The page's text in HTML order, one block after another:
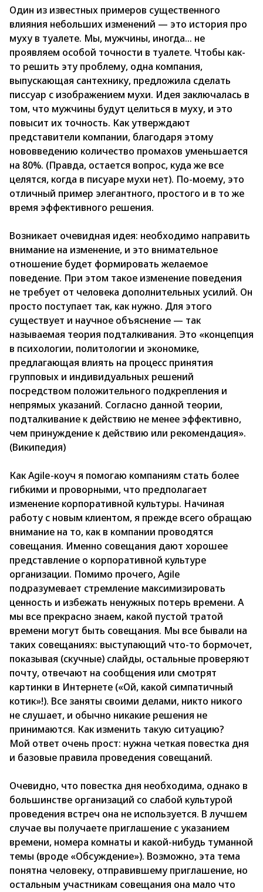
Один из известных примеров существенного
влияния небольших изменений — это история про
муху в туалете. Мы, мужчины, иногда... не
проявляем особой точности в туалете. Чтобы как-
то решить эту проблему, одна компания,
выпускающая сантехнику, предложила сделать
писсуар с изображением мухи. Идея заключалась в
том, что мужчины будут целиться в муху, и это
повысит их точность. Как утверждают
представители компании, благодаря этому
нововведению количество промахов уменьшается
на 80%. (Правда, остается вопрос, куда же все
целятся, когда в писуаре мухи нет). По-моему, это
отличный пример элегантного, простого и в то же
время эффективного решения.
Возникает очевидная идея: необходимо направить
внимание на изменение, и это внимательное
отношение будет формировать желаемое
поведение. При этом такое изменение поведения
не требует от человека дополнительных усилий. Он
просто поступает так, как нужно. Для этого
существует и научное объяснение — так
называемая теория подталкивания. Это «концепция
в психологии, политологии и экономике,
предлагающая влиять на процесс принятия
групповых и индивидуальных решений
посредством положительного подкрепления и
непрямых указаний. Согласно данной теории,
подталкивание к действию не менее эффективно,
чем принуждение к действию или рекомендация».
(Википедия)
Как Agile-коуч я помогаю компаниям стать более
гибкими и проворными, что предполагает
изменение корпоративной культуры. Начиная
работу с новым клиентом, я прежде всего обращаю
внимание на то, как в компании проводятся
совещания. Именно совещания дают хорошее
представление о корпоративной культуре
организации. Помимо прочего, Agile
подразумевает стремление максимизировать
ценность и избежать ненужных потерь времени. А
мы все прекрасно знаем, какой пустой тратой
времени могут быть совещания. Мы все бывали на
таких совещаниях: выступающий что-то бормочет,
показывая (скучные) слайды, остальные проверяют
почту, отвечают на сообщения или смотрят
картинки в Интернете («Ой, какой симпатичный
котик»!). Все заняты своими делами, никто никого
не слушает, и обычно никакие решения не
принимаются. Как изменить такую ситуацию?
Мой ответ очень прост: нужна четкая повестка дня
и базовые правила проведения совещаний.
Очевидно, что повестка дня необходима, однако в
большинстве организаций со слабой культурой
проведения встреч она не используется. В лучшем
случае вы получаете приглашение с указанием
времени, номера комнаты и какой-нибудь туманной
темы (вроде «Обсуждение»). Возможно, эта тема
понятна человеку, отправившему приглашение, но
остальным участникам совещания она мало что